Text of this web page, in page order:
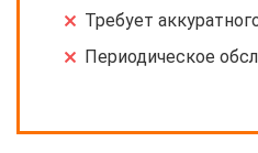
Требует
Периодическое